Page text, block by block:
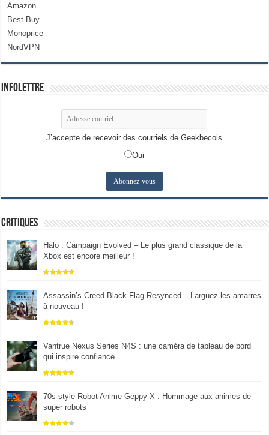
Amazon
Best Buy
Monoprice
NordVPN
Infolettre
J’accepte de recevoir des courriels de Geekbecois
Oui
Critiques
Halo : Campaign Evolved – Le plus grand classique de la
Xbox est encore meilleur !
Assassin’s Creed Black Flag Resynced – Larguez les amarres
à nouveau !
Vantrue Nexus Series N4S : une caméra de tableau de bord
qui inspire confiance
70s-style Robot Anime Geppy-X : Hommage aux animes de
super robots